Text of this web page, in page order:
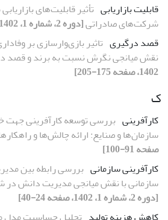
قابلیت بازاریابی تأثیر قابلیت‌های
شرکت‌های صادراتی[دوره 2، شماره 1، 1402، صفحه 135-147]
قصد درگیری تاثیر بازی‌وارسازی بر
نقش میانجی نگرش نسبت به برند و قصد
1402، صفحه 175-205]
ک
کارآفرینی بررسی توسعه کارآفرینی جهت
سازمان‌ها و صنایع: ارائه چالش‌ها و
صفحه 91-100]
کارآفرینی سازمانی بررسی رابطه بین
سازمانی با نقش میانجی مدیریت دانش
[دوره 2، شماره 1، 1402، صفحه 24-40]